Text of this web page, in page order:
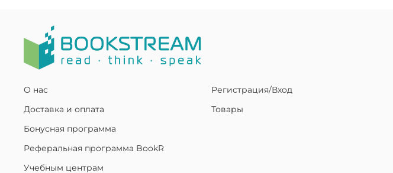
О нас
Доставка и оплата
Бонусная программа
Реферальная программа BookR
Учебным центрам
Регистрация/Вход
Товары